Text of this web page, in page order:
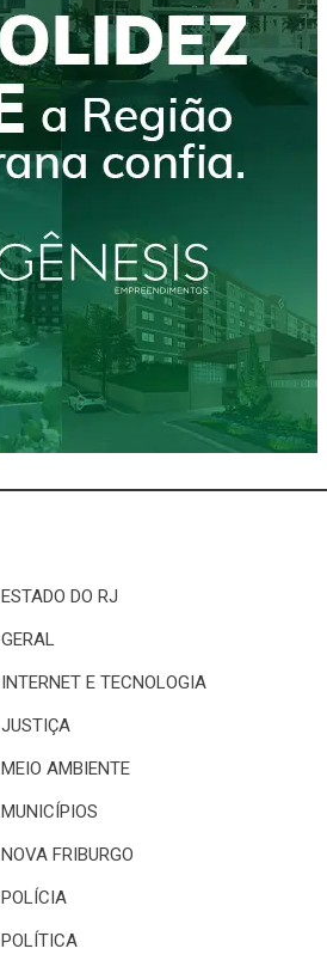
ESTADO DO RJ
GERAL
INTERNET E TECNOLOGIA
JUSTIÇA
MEIO AMBIENTE
MUNICÍPIOS
NOVA FRIBURGO
POLÍCIA
POLÍTICA